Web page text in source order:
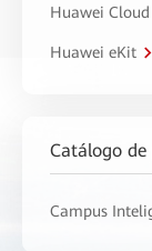
Huawei Cloud
Huawei eKit
Catálogo
Campus